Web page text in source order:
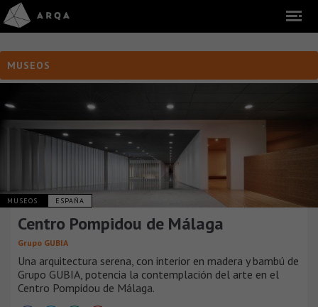
MUSEOS
MUSEOS ESPAÑA
Centro Pompidou de Málaga
Grupo GUBIA
Una arquitectura serena, con interior en madera y bambú de
Grupo GUBIA, potencia la contemplación del arte en el
Centro Pompidou de Málaga.